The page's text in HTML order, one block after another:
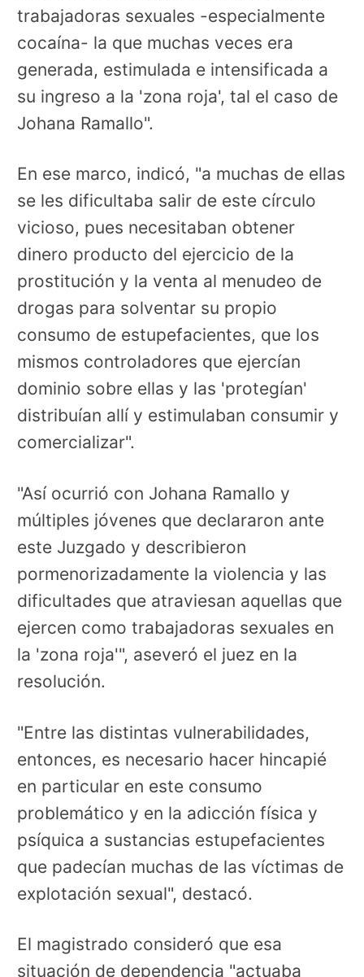
trabajadoras sexuales -especialmente
cocaína- la que muchas veces era
generada, estimulada e intensificada a
su ingreso a la 'zona roja', tal el caso de
Johana Ramallo".
En ese marco, indicó, "a muchas de ellas
se les dificultaba salir de este círculo
vicioso, pues necesitaban obtener
dinero producto del ejercicio de la
prostitución y la venta al menudeo de
drogas para solventar su propio
consumo de estupefacientes, que los
mismos controladores que ejercían
dominio sobre ellas y las 'protegían'
distribuían allí y estimulaban consumir y
comercializar".
"Así ocurrió con Johana Ramallo y
múltiples jóvenes que declararon ante
este Juzgado y describieron
pormenorizadamente la violencia y las
dificultades que atraviesan aquellas que
ejercen como trabajadoras sexuales en
la 'zona roja'", aseveró el juez en la
resolución.
"Entre las distintas vulnerabilidades,
entonces, es necesario hacer hincapié
en particular en este consumo
problemático y en la adicción física y
psíquica a sustancias estupefacientes
que padecían muchas de las víctimas de
explotación sexual", destacó.
El magistrado consideró que esa
situación de dependencia "actuaba